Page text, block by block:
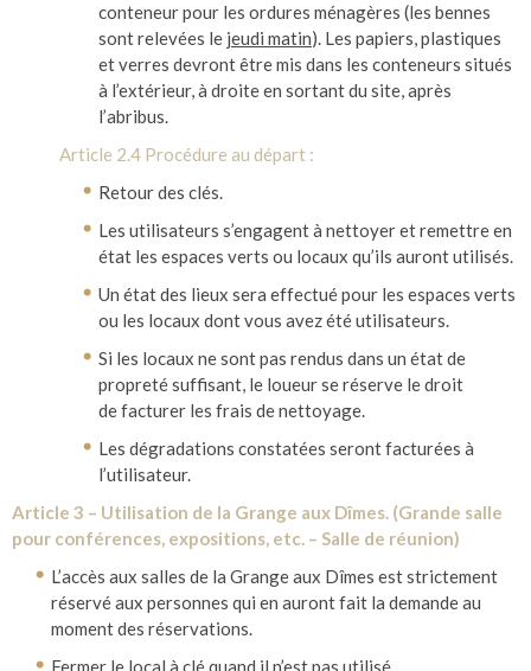
conteneur pour les ordures ménagères (les bennes
sont relevées le jeudi matin). Les papiers, plastiques
et verres devront être mis dans les conteneurs situés
à l’extérieur, à droite en sortant du site, après
l’abribus.
Article 2.4 Procédure au départ :
Retour des clés.
Les utilisateurs s’engagent à nettoyer et remettre en
état les espaces verts ou locaux qu’ils auront utilisés.
Un état des lieux sera effectué pour les espaces verts
ou les locaux dont vous avez été utilisateurs.
Si les locaux ne sont pas rendus dans un état de
propreté suffisant, le loueur se réserve le droit
de facturer les frais de nettoyage.
Les dégradations constatées seront facturées à
l’utilisateur.
Article 3 – Utilisation de la Grange aux Dîmes. (Grande salle
pour conférences, expositions, etc. – Salle de réunion)
L’accès aux salles de la Grange aux Dîmes est strictement
réservé aux personnes qui en auront fait la demande au
moment des réservations.
Fermer le local à clé quand il n’est pas utilisé.